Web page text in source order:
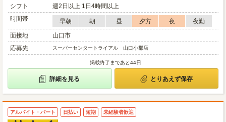
シフト
週2日以上 1日4時間以上
時間帯
早朝 朝 昼 夕方 夜
夜勤
面接地
山口市
応募先
スーパーセンタートライアル 山口小郡店
掲載終了まであと44日
詳細を見る とりあえず保存
アルバイト・パート 日払い 短期 未経験者歓迎